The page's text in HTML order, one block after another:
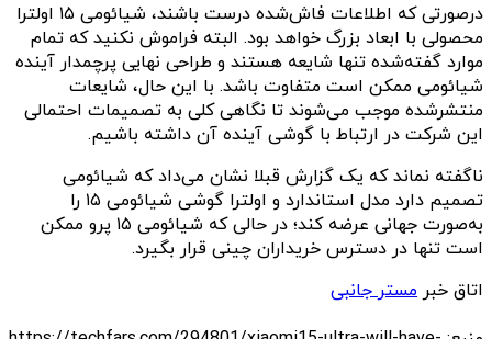
درصورتی که اطلاعات فاش‌شده درست باشند، شیائومی ۱۵ اولترا
محصولی با ابعاد بزرگ خواهد بود. البته فراموش نکنید که تمام
موارد گفته‌شده تنها شایعه هستند و طراحی نهایی پرچمدار آینده
شیائومی ممکن است متفاوت باشد. با این حال، شایعات
منتشرشده موجب می‌شوند تا نگاهی کلی به تصمیمات احتمالی
این شرکت در ارتباط با گوشی آینده آن داشته باشیم.
ناگفته نماند که یک گزارش قبلا نشان می‌داد که شیائومی
تصمیم دارد مدل استاندارد و اولترا گوشی شیائومی ۱۵ را
به‌صورت جهانی عرضه کند؛ در حالی که شیائومی ۱۵ پرو ممکن
است تنها در دسترس خریداران چینی قرار بگیرد.
اتاق خبر مستر جانبی